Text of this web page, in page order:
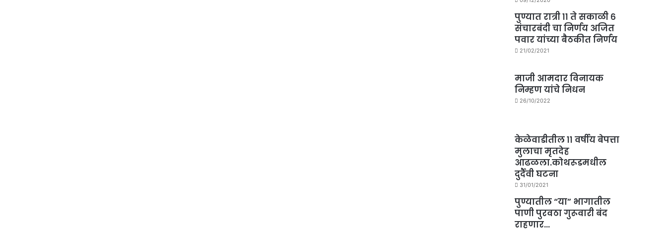
पुण्यात रात्री ११ ते सकाळी ६
संचारबंदी चा निर्णय अजित
पवार यांच्या बैठकीत निर्णय
21/02/2021
माजी आमदार विनायक
निम्हण यांचे निधन
26/10/2022
केळेवाडीतील ११ वर्षीय बेपत्ता
मुलाचा मृतदेह
आढळला.कोथरूडमधील
दुर्दैवी घटना
31/01/2021
पुण्यातील “या” भागातील
पाणी पुरवठा गुरूवारी बंद
राहणार…